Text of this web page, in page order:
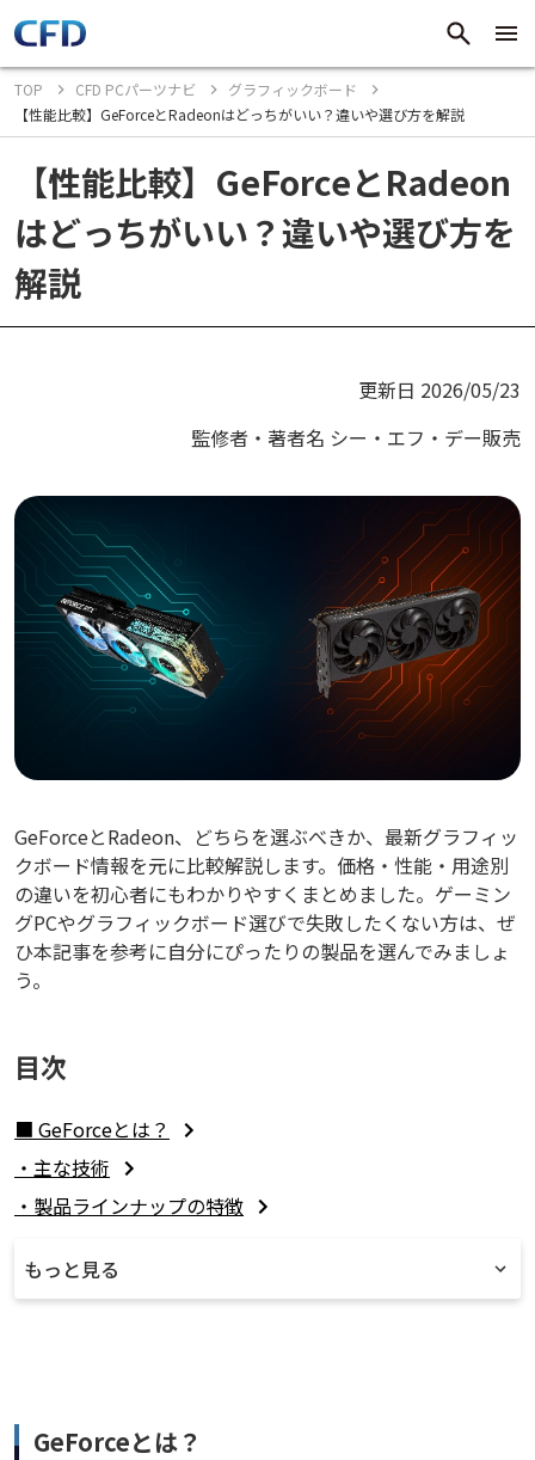
TOP CFD PCパーツナビ
グラフィックボード
【性能比較】GeForceとRadeonはどっちがいい？違いや選び方を解説
【性能比較】GeForceとRadeon
はどっちがいい？違いや選び方を
解説
更新日 2026/05/23
監修者・著者名 シー・エフ・デー販売
GeForceとRadeon、どちらを選ぶべきか、最新グラフィッ
クボード情報を元に比較解説します。価格・性能・用途別
の違いを初心者にもわかりやすくまとめました。ゲーミン
グPCやグラフィックボード選びで失敗したくない方は、ぜ
ひ本記事を参考に自分にぴったりの製品を選んでみましょ
う。
目次
■ GeForceとは？
・主な技術
・製品ラインナップの特徴
もっと見る
GeForceとは？